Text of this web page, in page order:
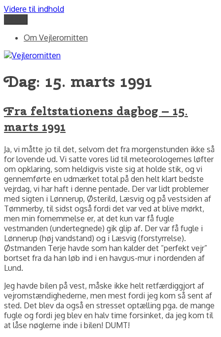
Videre til indhold
Vejlerornitten
fotos og skriblerier af Jørgen Peter Kjeldsen/ornit.dk
Om Vejlerornitten
Dag: 15. marts 1991
Fra feltstationens dagbog – 15.
marts 1991
Ja, vi måtte jo til det, selvom det fra morgenstunden ikke så
for lovende ud. Vi satte vores lid til meteorologernes løfter
om opklaring, som heldigvis viste sig at holde stik, og vi
gennemførte en udmærket total på den helt klart bedste
vejrdag, vi har haft i denne pentade. Der var lidt problemer
med sigten i Lønnerup, Østerild, Læsvig og på vestsiden af
Tømmerby, til sidst også fordi det var ved at blive mørkt,
men min fornemmelse er, at det kun var få fugle
vestmanden (undertegnede) gik glip af. Der var få fugle i
Lønnerup (høj vandstand) og i Læsvig (forstyrrelse).
Østmanden Terje havde som han kalder det ”perfekt vejr”
bortset fra da han løb ind i en havgus-mur i nordenden af
Lund.
Jeg havde bilen på vest, måske ikke helt retfærdiggjort af
vejromstændighederne, men mest fordi jeg kom så sent af
sted. Det blev da også en stresset optælling pga. de mange
fugle og fordi jeg blev en halv time forsinket, da jeg kom til
at låse nøglerne inde i bilen! DUMT!